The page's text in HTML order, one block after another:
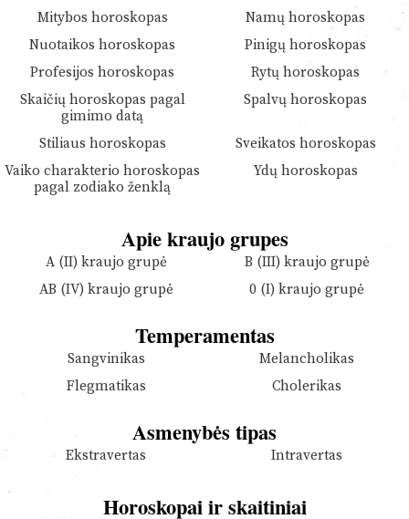
Mitybos horoskopas
Namų horoskopas
Nuotaikos horoskopas
Pinigų horoskopas
Profesijos horoskopas
Rytų horoskopas
Skaičių horoskopas pagal
gimimo datą
Spalvų horoskopas
Stiliaus horoskopas
Sveikatos horoskopas
Vaiko charakterio horoskopas
pagal zodiako ženklą
Ydų horoskopas
Apie kraujo grupes
A (II) kraujo grupė
B (III) kraujo grupė
AB (IV) kraujo grupė
0 (I) kraujo grupė
Temperamentas
Sangvinikas
Melancholikas
Flegmatikas
Cholerikas
Asmenybės tipas
Ekstravertas Intravertas
Horoskopai ir skaitiniai